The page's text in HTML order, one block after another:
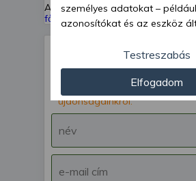
A keresett oldal nem található!
főoldalra
IRATKOZZ FEL hírlevelünkre!
Értesülj akcióinkról,
újdonságainkról.
személyes adatokat –
azonosítókat és az eszköz
személyre szabott hirdetések
tartalom nyújtásához,
tartalomméréshez,
gyűjtéséhez, valamint
kifejlesztéséhez és a
javításához. Az Ön
módszerrel szerzett pontos
adatokat és azonosítási
Testreszabás
Elfogadom